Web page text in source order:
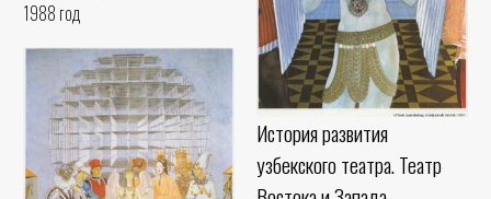
1988 год
История развития
узбекского театра. Театр